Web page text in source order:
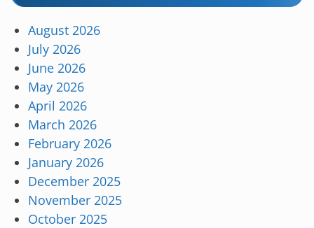
August 2026
July 2026
June 2026
May 2026
April 2026
March 2026
February 2026
January 2026
December 2025
November 2025
October 2025